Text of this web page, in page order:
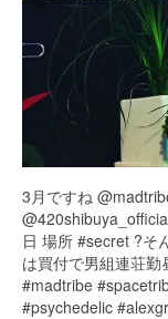
420 Blog Full
420friendly
3月ですね
日 場所 #secret ?そ
は買付で男組連荘
#madtribe
#psychedelic